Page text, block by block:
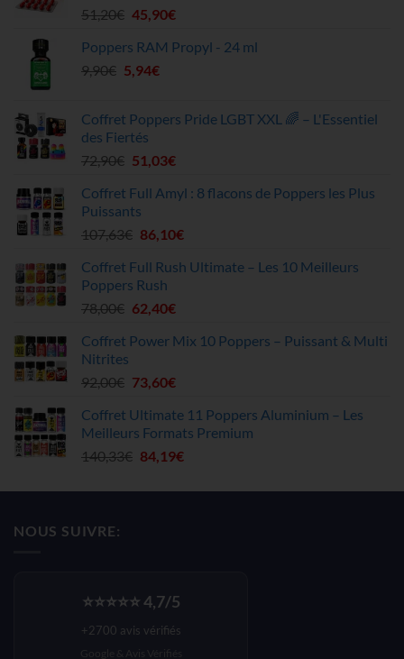
51,20€ Le
initial
était :
45,90€Le
actuel
Poppers RAM Propyl - 24 ml
9,90€ Le
était :
9,90€.
5,94€Le
est :
Coffret Poppers Pride LGBT XXL 🌈 – L'Essentiel
des Fiertés
72,90€ Le
initial
était :
72,90€.
51,03€Le
actuel
51,03€.
Coffret Full Amyl : 8 flacons de Poppers les Plus
Puissants
107,63€ Le
initial
était :
107,63€.
86,10€Le
actuel
Coffret Full Rush Ultimate – Les 10 Meilleurs
Poppers Rush
78,00€ Le
initial
78,00€.
62,40€Le
actuel
62,40€.
Coffret Power Mix 10 Poppers – Puissant & Multi
Nitrites
92,00€ Le
initial
était :
92,00€.
73,60€Le
actuel
est :
73,60€.
Coffret Ultimate 11 Poppers Aluminium – Les
Meilleurs Formats Premium
140,33€ Le
initial
84,19€Le
actuel
NOUS SUIVRE:
⭐⭐⭐⭐⭐ 4,7/5
+2700 avis vérifiés